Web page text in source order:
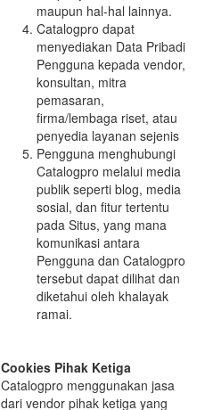
maupun hal-hal lainnya.
Catalogpro dapat
menyediakan Data Pribadi
Pengguna kepada vendor,
konsultan, mitra
pemasaran,
firma/lembaga riset, atau
penyedia layanan sejenis
Pengguna menghubungi
Catalogpro melalui media
publik seperti blog, media
sosial, dan fitur tertentu
pada Situs, yang mana
komunikasi antara
Pengguna dan Catalogpro
tersebut dapat dilihat dan
diketahui oleh khalayak
ramai.
Cookies Pihak Ketiga
Catalogpro menggunakan jasa
dari vendor pihak ketiga yang